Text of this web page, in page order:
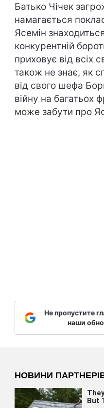
Батько Чічек
намагається
Ясемін
конкурентній
приховує від всіх
також не знає, як
від свого шефа
війну на багатьох
може забути про
Не пропустите
наши